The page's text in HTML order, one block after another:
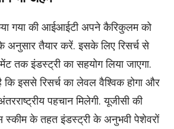
गया की आईआईटी अपने कैरिकुलम को
अनुसार तैयार करें. इसके लिए रिसर्च से
तक इंडस्ट्री का सहयोग लिया जाएगा.
कि इससे रिसर्च का लेवल वैश्विक होगा और
पहचान मिलेगी. यूजीसी की
स्कीम के तहत इंडस्ट्री के अनुभवी पेशेवरों